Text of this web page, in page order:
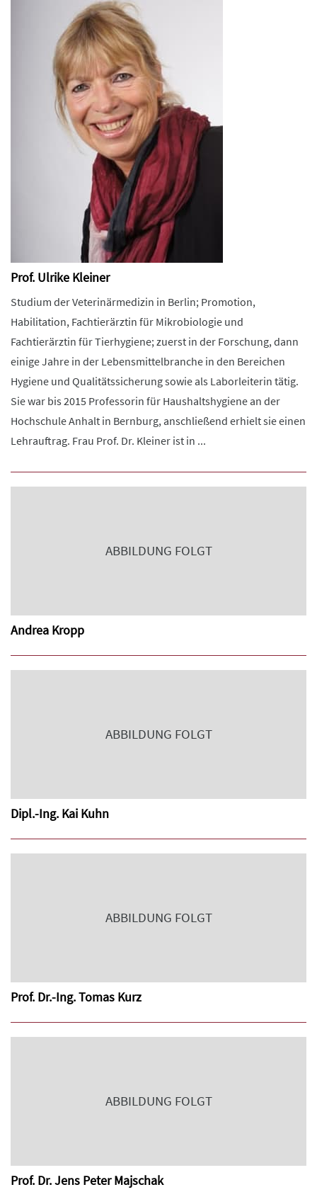
Prof. Ulrike Kleiner
Studium der Veterinärmedizin in Berlin; Promotion,
Habilitation, Fachtierärztin für Mikrobiologie und
Fachtierärztin für Tierhygiene; zuerst in der Forschung, dann
einige Jahre in der Lebensmittelbranche in den Bereichen
Hygiene und Qualitätssicherung sowie als Laborleiterin tätig.
Sie war bis 2015 Professorin für Haushaltshygiene an der
Hochschule Anhalt in Bernburg, anschließend erhielt sie einen
Lehrauftrag. Frau Prof. Dr. Kleiner ist in ...
ABBILDUNG FOLGT
Andrea Kropp
ABBILDUNG FOLGT
Dipl.-Ing. Kai Kuhn
ABBILDUNG FOLGT
Prof. Dr.-Ing. Tomas Kurz
ABBILDUNG FOLGT
Prof. Dr. Jens Peter Majschak